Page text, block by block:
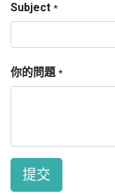
Subject *
你的問題 *
提交